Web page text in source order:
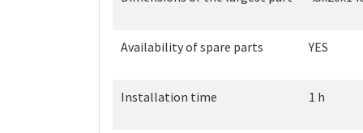
Availability of spare parts YES
Installation time 1 h